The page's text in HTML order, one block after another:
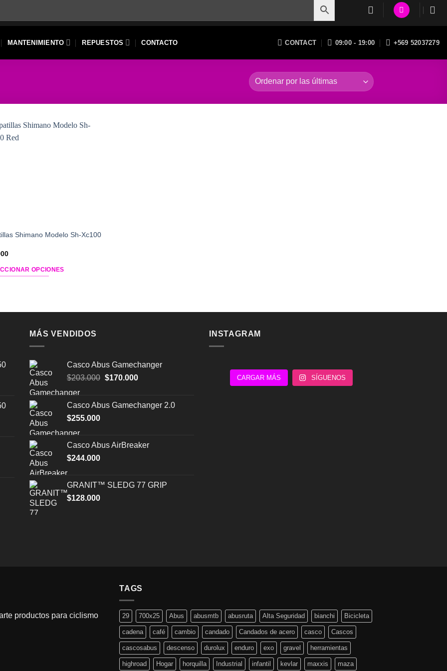
MANTENIMIENTO REPUESTOS CONTACTO CONTACT 09:00 - 19:00 +569 52037279
Shimano Modelo Sh-Xc100
OPCIONES
MÁS VENDIDOS
Casco Abus Gamechanger
$203.000 El
era:
$170.000El
es:
Casco Abus Gamechanger 2.0
$255.000
Casco Abus AirBreaker
$244.000
GRANIT™ SLEDG 77 GRIP
$128.000
INSTAGRAM
CARGAR MÁS SÍGUENOS
productos para ciclismo
TAGS
29 700x25 Abus abusmtb abusruta Alta Seguridad bianchi Bicicleta
cadena café cambio candado Candados de acero casco Cascos
cascosabus descenso durolux enduro exo gravel herramientas
highroad Hogar horquilla Industrial infantil kevlar maxxis maza